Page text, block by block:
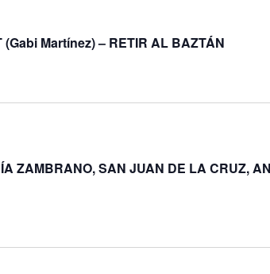
Martínez) – RETIR AL BAZTÁN
ZAMBRANO, SAN JUAN DE LA CRUZ,